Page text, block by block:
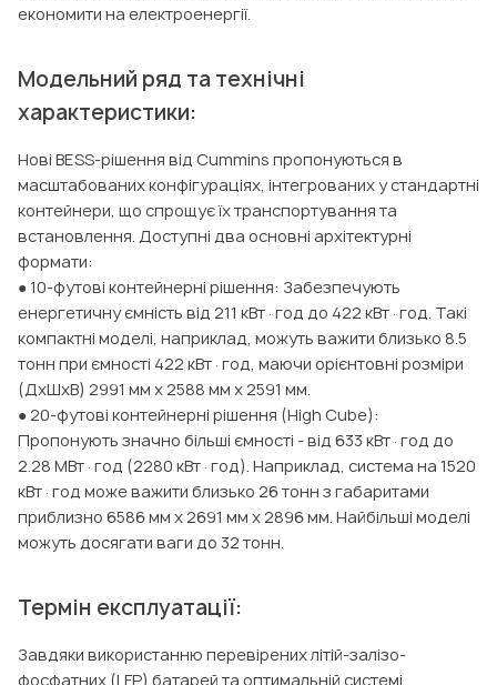
економити на електроенергії.
Модельний ряд та технічні
характеристики:
Нові BESS-рішення від Cummins пропонуються в
масштабованих конфігураціях, інтегрованих у стандартні
контейнери, що спрощує їх транспортування та
встановлення. Доступні два основні архітектурні
формати:
● 10-футові контейнерні рішення: Забезпечують
енергетичну ємність від 211 кВт·год до 422 кВт·год. Такі
компактні моделі, наприклад, можуть важити близько 8.5
тонн при ємності 422 кВт·год, маючи орієнтовні розміри
(ДxШxВ) 2991 мм x 2588 мм x 2591 мм.
● 20-футові контейнерні рішення (High Cube):
Пропонують значно більші ємності - від 633 кВт·год до
2.28 МВт·год (2280 кВт·год). Наприклад, система на 1520
кВт·год може важити близько 26 тонн з габаритами
приблизно 6586 мм x 2691 мм x 2896 мм. Найбільші моделі
можуть досягати ваги до 32 тонн.
Термін експлуатації:
Завдяки використанню перевірених літій-залізо-
фосфатних (LFP) батарей та оптимальній системі